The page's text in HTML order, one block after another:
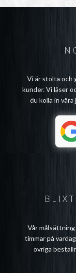
Vår
timmar på
övriga
Vi är stolta och
kunder. Vi läser
du kolla in våra